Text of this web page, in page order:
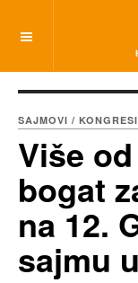
SAJMOVI / KONGRESI
Više
bogat
na 12.
sajmu